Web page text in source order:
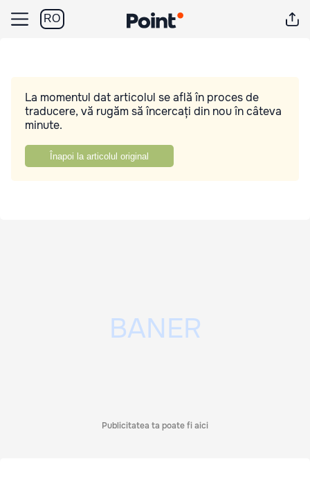
RO
La momentul dat articolul se află în proces de
traducere, vă rugăm să încercați din nou în câteva
minute.
Înapoi la articolul original
Publicitatea ta poate fi aici